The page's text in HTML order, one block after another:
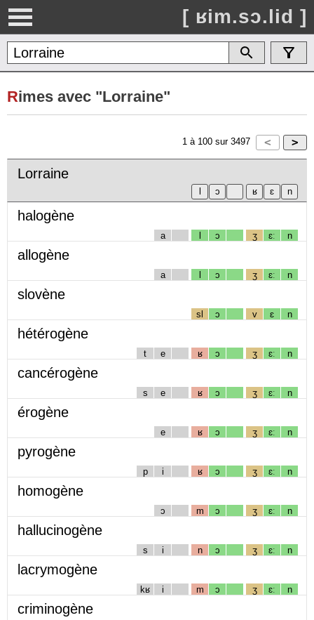
[ ʁim.sɔ.lid ]
Rimes avec "Lorraine"
1 à 100 sur 3497
Lorraine
halogène
a l ɔ ʒ ɛː n
allogène
a l ɔ ʒ ɛː n
slovène
sl ɔ v ɛ n
hétérogène
t e ʁ ɔ ʒ ɛː n
cancérogène
s e ʁ ɔ ʒ ɛː n
érogène
e ʁ ɔ ʒ ɛː n
pyrogène
p i ʁ ɔ ʒ ɛː n
homogène
ɔ m ɔ ʒ ɛː n
hallucinogène
s i n ɔ ʒ ɛː n
lacrymogène
kʁ i m ɔ ʒ ɛː n
criminogène